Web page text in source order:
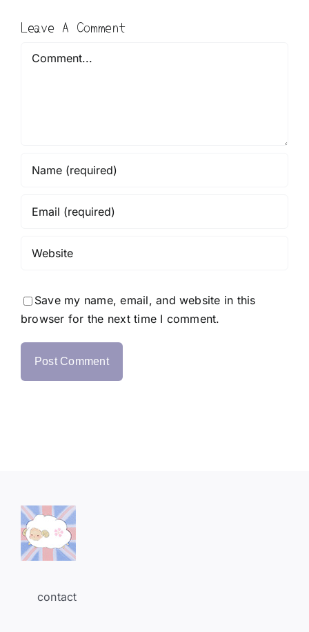
Leave A Comment
Comment
Save my name, email, and website in this
browser for the next time I comment.
contact